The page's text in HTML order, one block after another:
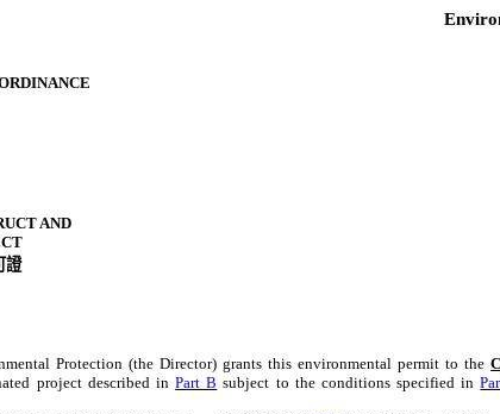
AND
證
Protection (the Director) grants this environmental permit to the
project described inPart B subject to the conditions specified in